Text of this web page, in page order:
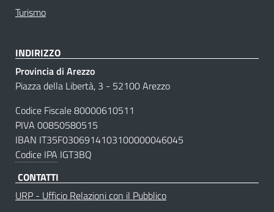
Turismo
INDIRIZZO
Provincia di Arezzo
Piazza della Libertà, 3 - 52100 Arezzo
Codice Fiscale 80000610511
PIVA 00850580515
IBAN IT35F0306914103100000046045
Codice IPA IGT3BQ
CONTATTI
URP - Ufficio Relazioni con il Pubblico